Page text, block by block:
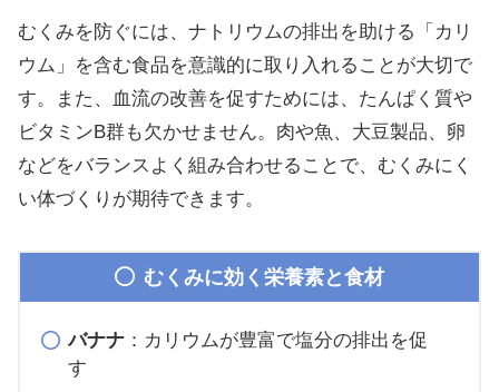
むくみを防ぐには、ナトリウムの排出を助ける「カリ
ウム」を含む食品を意識的に取り入れることが大切で
す。また、血流の改善を促すためには、たんぱく質や
ビタミンB群も欠かせません。肉や魚、大豆製品、卵
などをバランスよく組み合わせることで、むくみにく
い体づくりが期待できます。
むくみに効く栄養素と食材
バナナ：カリウムが豊富で塩分の排出を促
す